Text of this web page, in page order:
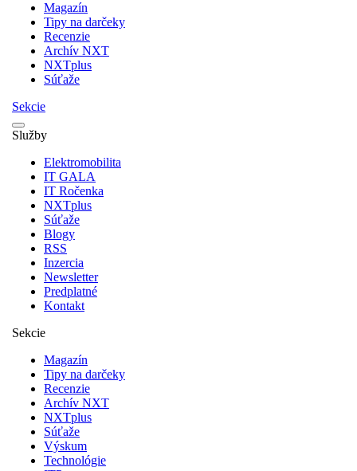
Magazín
Tipy na darčeky
Recenzie
Archív NXT
NXTplus
Súťaže
Sekcie
Služby
Elektromobilita
IT GALA
IT Ročenka
NXTplus
Súťaže
Blogy
RSS
Inzercia
Newsletter
Predplatné
Kontakt
Sekcie
Magazín
Tipy na darčeky
Recenzie
Archív NXT
NXTplus
Súťaže
Výskum
Technológie